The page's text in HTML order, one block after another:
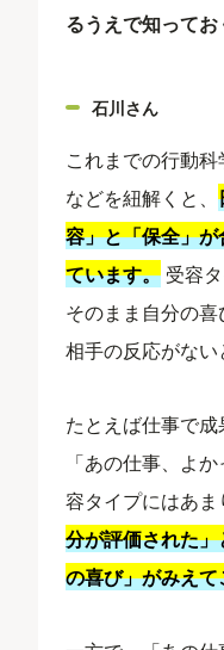
るうえで知ってお
石川さん
これまでの行動
などを紐解くと、
容」と「保全」
ています。 受容
そのまま自分の喜
相手の反応がない
たとえば仕事で
「あの仕事、よ
容タイプにはあ
分が評価された
の喜び」がみえ